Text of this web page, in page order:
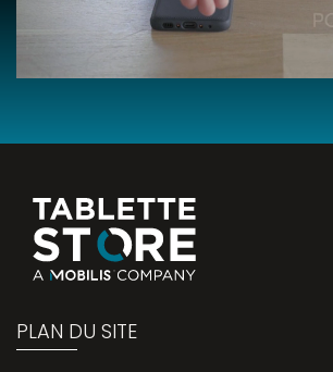
PLAN DU SITE